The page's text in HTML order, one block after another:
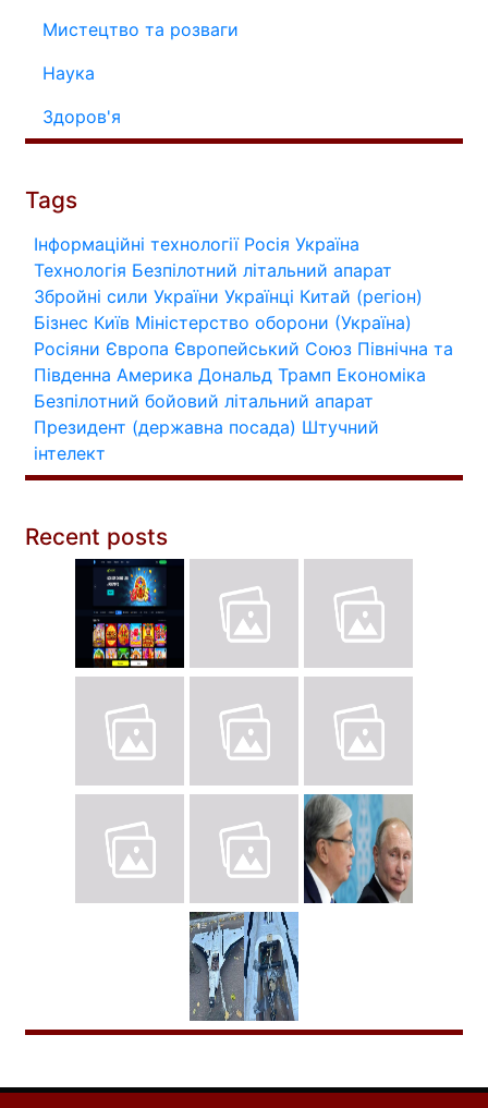
Мистецтво та розваги
Наука
Здоров'я
Tags
Інформаційні технології Росія Україна
Технологія Безпілотний літальний апарат
Збройні сили України Українці Китай (регіон)
Бізнес Київ Міністерство оборони (Україна)
Росіяни Європа Європейський Союз Північна та
Південна Америка Дональд Трамп Економіка
Безпілотний бойовий літальний апарат
Президент (державна посада) Штучний
інтелект
Recent posts